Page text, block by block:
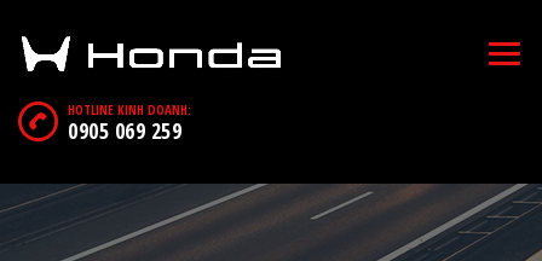
HOTLINE KINH DOANH:
0905 069 259